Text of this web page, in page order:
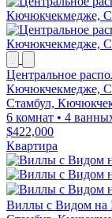
Центральное
Кючюкчекмедже,
Стамбул,
6 комнат • 4
$422,000
Квартира
Виллы с Видом на